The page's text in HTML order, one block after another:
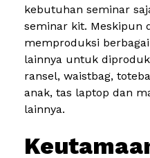
kebutuhan seminar
seminar kit. Meskipun
memproduksi
lainnya untuk
ransel, waistbag,
anak, tas laptop dan
lainnya.